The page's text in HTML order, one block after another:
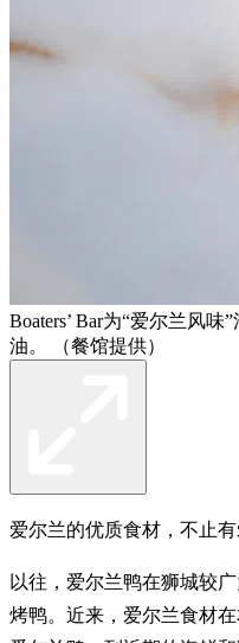
Boaters’ Bar为“爱尔兰风
油。 （餐馆提供）
爱尔兰的优质食材，不止有
以往，爱尔兰鸭在狮城较
烤鸭。近来，爱尔兰食材